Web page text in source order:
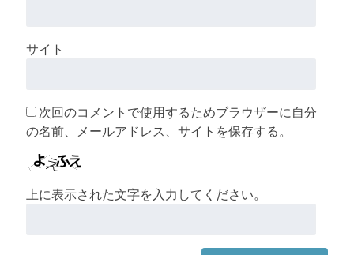
サイト
次回のコメントで使用するためブラウザーに自分
の名前、メールアドレス、サイトを保存する。
上に表示された文字を入力してください。